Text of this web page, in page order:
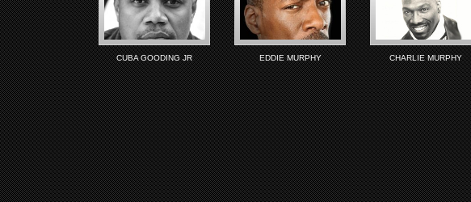
CUBA GOODING JR EDDIE MURPHY CHARLIE MURPHY